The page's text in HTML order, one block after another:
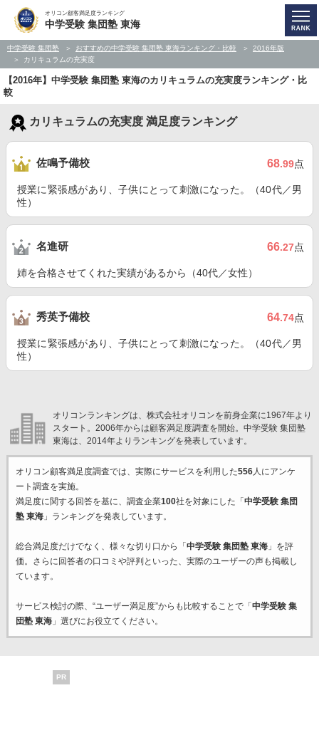
オリコン顧客満足度ランキング
中学受験 集団塾 東海
中学受験 集団塾 おすすめの中学受験 集団塾 東海ランキング・比較
2016年版
カリキュラムの充実度
【2016年】中学受験 集団塾 東海のカリキュラムの充実度ランキング・比
較
カリキュラムの充実度 満足度ランキング
佐鳴予備校 68.99点
授業に緊張感があり、子供にとって刺激になった。（40代／男
性）
名進研 66.27点
姉を合格させてくれた実績があるから（40代／女性）
秀英予備校 64.74点
授業に緊張感があり、子供にとって刺激になった。（40代／男
性）
オリコンランキングは、株式会社オリコンを前身企業に1967年より
スタート。2006年からは顧客満足度調査を開始。中学受験 集団塾
東海は、2014年よりランキングを発表しています。
オリコン顧客満足度調査では、実際にサービスを利用した556人にアンケ
ート調査を実施。
満足度に関する回答を基に、調査企業100社を対象にした「 中学受験 集団
塾 東海」ランキングを発表しています。
総合満足度だけでなく、様々な切り口から「 中学受験 集団塾 東海」を評
価。さらに回答者の口コミや評判といった、実際のユーザーの声も掲載し
ています。
サービス検討の際、“ユーザー満足度”からも比較することで「 中学受験 集
団塾 東海」選びにお役立てください。
PR